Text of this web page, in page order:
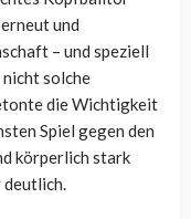
und
– und speziell
nicht solche
die Wichtigkeit
Spiel gegen den
körperlich stark
deutlich.